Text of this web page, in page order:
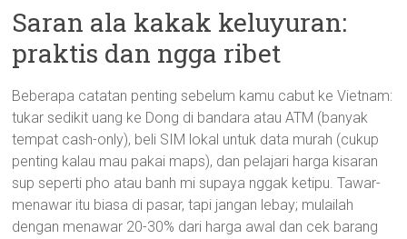
Saran ala kakak keluyuran:
praktis dan ngga ribet
Beberapa catatan penting sebelum kamu cabut ke Vietnam:
tukar sedikit uang ke Dong di bandara atau ATM (banyak
tempat cash-only), beli SIM lokal untuk data murah (cukup
penting kalau mau pakai maps), dan pelajari harga kisaran
sup seperti pho atau banh mi supaya nggak ketipu. Tawar-
menawar itu biasa di pasar, tapi jangan lebay; mulailah
dengan menawar 20-30% dari harga awal dan cek barang